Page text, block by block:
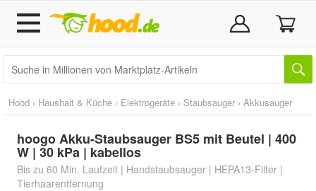
Hood › Haushalt & Küche › Elektrogeräte › Staubsauger › Akkusauger
hoogo Akku-Staubsauger BS5 mit Beutel | 400
W | 30 kPa | kabellos
Bis zu 60 Min. Laufzeit | Handstaubsauger | HEPA13-Filter |
Tierhaarentfernung